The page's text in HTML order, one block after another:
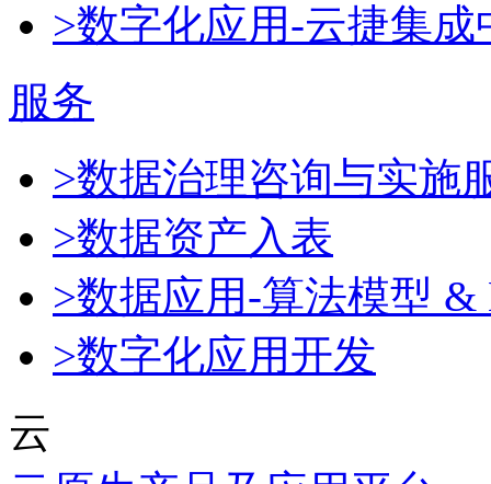
>数字化应用-云捷集成
服务
>数据治理咨询与实施
>数据资产入表
>数据应用-算法模型 &
>数字化应用开发
云